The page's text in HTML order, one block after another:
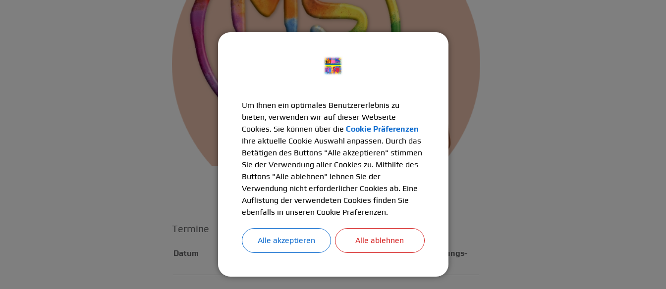
Termine
Datum Uhrzeit
Buchungs-
Um Ihnen ein optimales Benutzererlebnis zu
bieten, verwenden wir auf dieser Webseite
Cookies. Sie können über die Cookie Präferenzen
Ihre aktuelle Cookie Auswahl anpassen. Durch das
Betätigen des Buttons "Alle akzeptieren" stimmen
Sie der Verwendung aller Cookies zu. Mithilfe des
Buttons "Alle ablehnen" lehnen Sie der
Verwendung nicht erforderlicher Cookies ab. Eine
Auflistung der verwendeten Cookies finden Sie
ebenfalls in unseren Cookie Präferenzen.
Alle akzeptieren Alle ablehnen